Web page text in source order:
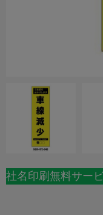
社名印刷無料サービ